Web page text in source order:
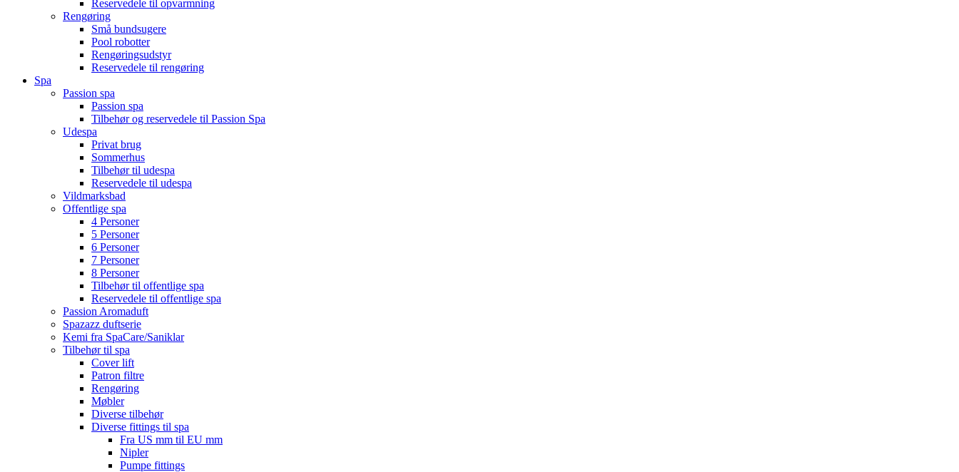
Reservedele til opvarmning
Rengøring
Små bundsugere
Pool robotter
Rengøringsudstyr
Reservedele til rengøring
Spa
Passion spa
Passion spa
Tilbehør og reservedele til Passion Spa
Udespa
Privat brug
Sommerhus
Tilbehør til udespa
Reservedele til udespa
Vildmarksbad
Offentlige spa
4 Personer
5 Personer
6 Personer
7 Personer
8 Personer
Tilbehør til offentlige spa
Reservedele til offentlige spa
Passion Aromaduft
Spazazz duftserie
Kemi fra SpaCare/Saniklar
Tilbehør til spa
Cover lift
Patron filtre
Rengøring
Møbler
Diverse tilbehør
Diverse fittings til spa
Fra US mm til EU mm
Nipler
Pumpe fittings